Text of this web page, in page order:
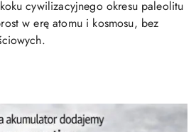
cywilizacyjnego okresu paleolitu
w erę atomu i kosmosu, bez